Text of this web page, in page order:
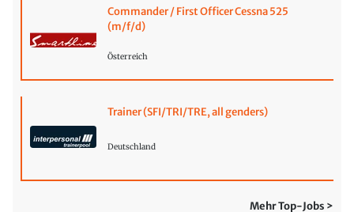
Commander / First Officer Cessna 525
(m/f/d)
Österreich
Trainer (SFI/TRI/TRE, all genders)
Deutschland
Mehr Top-Jobs >